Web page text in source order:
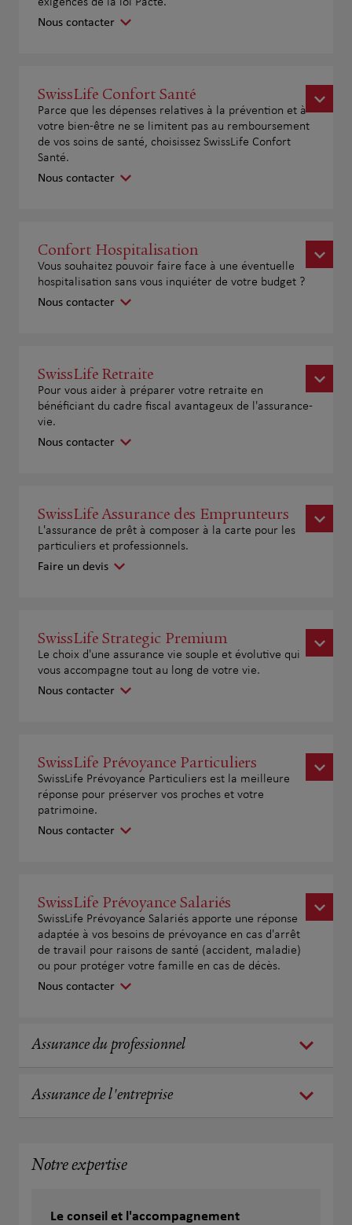
Nous contacter
SwissLife Confort Santé
Parce que les dépenses relatives à la prévention et à
votre bien-être ne se limitent pas au remboursement
de vos soins de santé, choisissez SwissLife Confort
Santé.
Nous contacter
Confort Hospitalisation
Vous souhaitez pouvoir faire face à une éventuelle
hospitalisation sans vous inquiéter de votre budget ?
Nous contacter
SwissLife Retraite
Pour vous aider à préparer votre retraite en
bénéficiant du cadre fiscal avantageux de l'assurance-
vie.
Nous contacter
SwissLife Assurance des Emprunteurs
L'assurance de prêt à composer à la carte pour les
particuliers et professionnels.
Faire un devis
SwissLife Strategic Premium
Le choix d'une assurance vie souple et évolutive qui
vous accompagne tout au long de votre vie.
Nous contacter
SwissLife Prévoyance Particuliers
SwissLife Prévoyance Particuliers est la meilleure
réponse pour préserver vos proches et votre
patrimoine.
Nous contacter
SwissLife Prévoyance Salariés
SwissLife Prévoyance Salariés apporte une réponse
adaptée à vos besoins de prévoyance en cas d'arrêt
de travail pour raisons de santé (accident, maladie)
ou pour protéger votre famille en cas de décès.
Nous contacter
Assurance du professionnel
Assurance de l'entreprise
Notre expertise
Le conseil et l'accompagnement